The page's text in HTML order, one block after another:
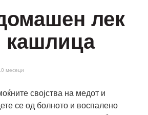
лек
кашлица
месеци
својства на медот и
се од болното и воспалено